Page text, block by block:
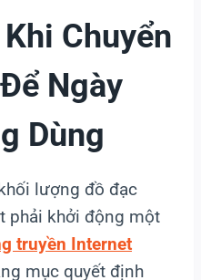
Chuyển
Ngày
Dùng
lượng đồ đạc
phải khởi động một
truyền Internet
mục quyết định